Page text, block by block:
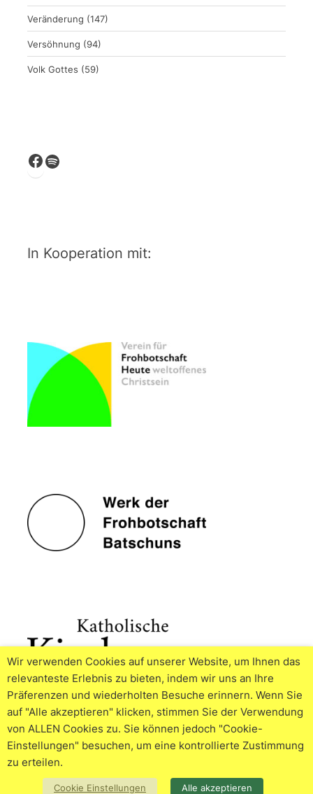
Veränderung (147)
Versöhnung (94)
Volk Gottes (59)
Facebook
Spotify
In Kooperation mit:
Wir verwenden Cookies auf unserer Website, um Ihnen das
relevanteste Erlebnis zu bieten, indem wir uns an Ihre
Präferenzen und wiederholten Besuche erinnern. Wenn Sie
auf "Alle akzeptieren" klicken, stimmen Sie der Verwendung
von ALLEN Cookies zu. Sie können jedoch "Cookie-
Einstellungen" besuchen, um eine kontrollierte Zustimmung
zu erteilen.
Cookie Einstellungen Alle akzeptieren